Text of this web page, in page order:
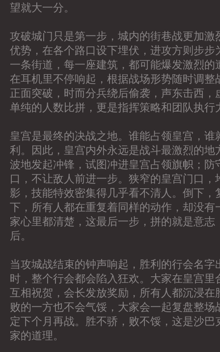
望就大一分。
攻破城门只是第一步，城内的街巷战更加激
优势，在各个路口设下埋伏，进攻方则步步
一条街道，每一座建筑，都可能爆发激烈的
在耳机里不停响起，根据战场形势随时调整
正面突破，时而分兵绕后偷袭，声东击西，
单纯的人数比拼，更是指挥策略和团队执行
皇宫是最终的决战之地。谁能占领皇宫，谁
利。因此，皇宫内外永远是战斗最激烈的地
波地发起冲锋，试图冲进皇宫占领旗帜；防
口，不让敌人前进一步。狭窄的皇宫门口，
影，技能特效密集得几乎看不清人。倒下，
下，所有人都在重复着同样的动作，却没有
家心里都清楚，这最后一步，拼的就是意志
后。
当攻城战结束的钟声响起，胜利的行会名字
时，整个行会都会陷入狂欢。大家在皇宫里
互相祝贺，会长发放奖励，所有人都沉浸在
败的一方也不会气馁，大家会一起复盘整场
定下个月再战。胜不骄，败不馁，这是沙巴
家的道理。